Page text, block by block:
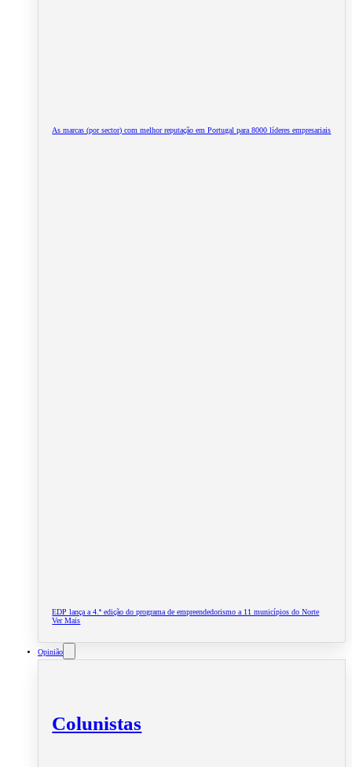
As marcas (por sector) com melhor reputação em Portugal para 8000 líderes empresariais
EDP lança a 4.ª edição do programa de empreendedorismo a 11 municípios do Norte
Ver Mais
Opinião
Colunistas